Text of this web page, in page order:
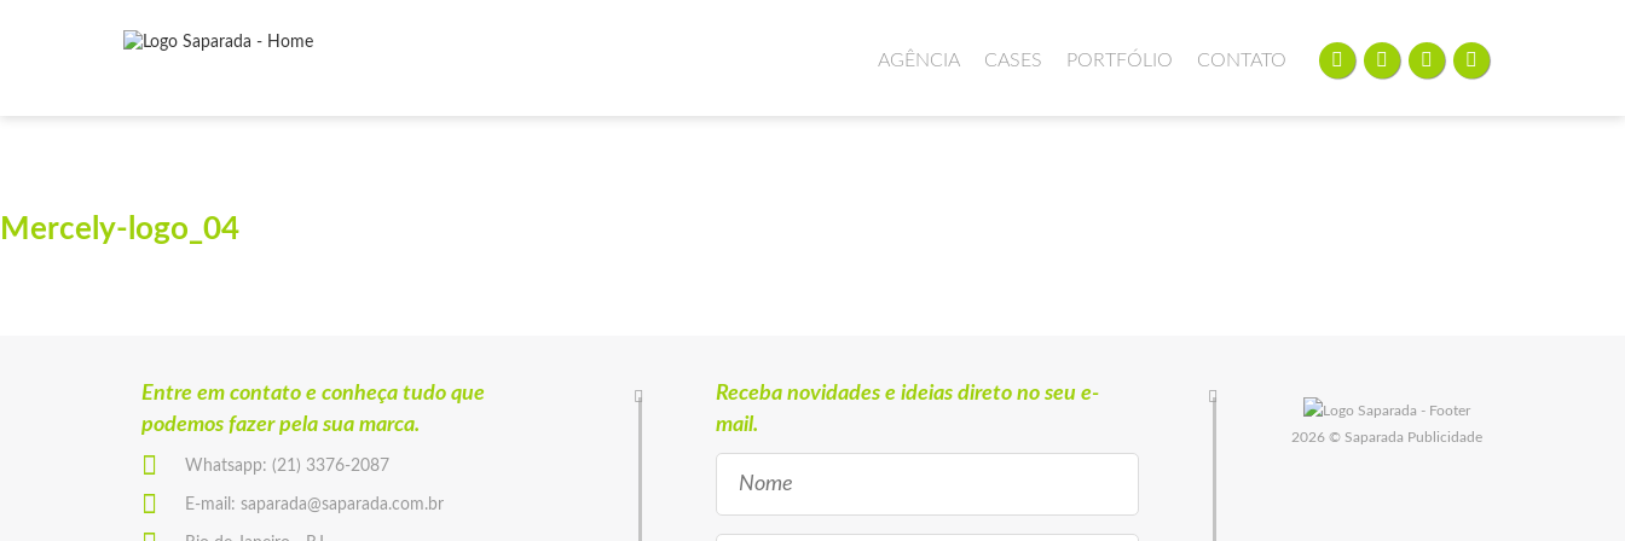
AGÊNCIA CASES PORTFÓLIO CONTATO
Mercely-logo_04
Entre em contato e conheça tudo que
podemos fazer pela sua marca.
Whatsapp: (21) 3376-2087
E-mail: saparada@saparada.com.br
Receba novidades e ideias direto no seu e-
mail.
2026 © Saparada Publicidade